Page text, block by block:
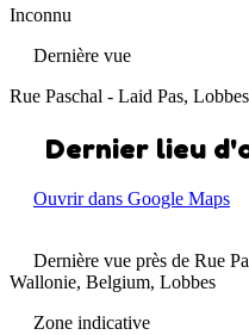
Inconnu
Dernière vue
Rue Paschal - Laid Pas,
Dernier lieu
Ouvrir dans Google Maps
Dernière vue près de Rue
Wallonie, Belgium, Lobbes
Zone indicative